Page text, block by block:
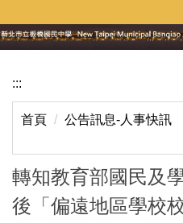
到
主
內
:::
首頁 公告訊息-人事快訊
轉知教育部國民及
後「偏遠地區學校